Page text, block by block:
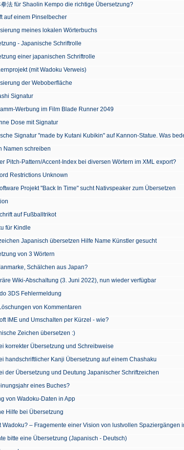
拳法 für Shaolin Kempo die richtige Übersetzung?
auf einem Pinselbecher
meines lokalen Wörterbuchs
- Japanische Schriftrolle
einer japanischen Schriftrolle
(mit Wadoku Verweis)
der Weboberfläche
Signatur
Werbung im Film Blade Runner 2049
Dose mit Signatur
Signatur "made by Kutani Kubikin" auf Kannon-Statue. Was
Namen schreiben
Pitch-Pattern/Accent-Index bei diversen Wörtern im XML export?
Restrictions Unknown
Projekt "Back In Time" sucht Nativspeaker zum Übersetzen
auf Fußballtrikot
für Kindle
Japanisch übersetzen Hilfe Name Künstler gesucht
von 3 Wörtern
Schälchen aus Japan?
Wiki-Abschaltung (3. Juni 2022), nun wieder verfügbar
3DS Fehlermeldung
von Kommentaren
IME und Umschalten per Kürzel - wie?
Zeichen übersetzen :)
korrekter Übersetzung und Schreibweise
handschriftlicher Kanji Übersetzung auf einem Chashaku
der Übersetzung und Deutung Japanischer Schriftzeichen
eines Buches?
von Wadoku-Daten in App
Hilfe bei Übersetzung
Wadoku? – Fragemente einer Vision von lustvollen Spaziergängen
bitte eine Übersetzung (Japanisch - Deutsch)